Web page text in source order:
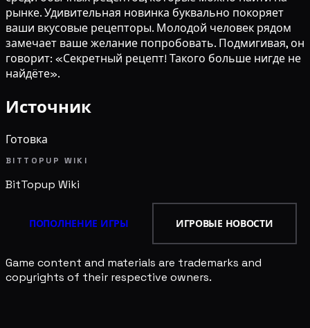
рынке. Удивительная новинка буквально покоряет
ваши вкусовые рецепторы. Молодой человек рядом
замечает ваше желание попробовать. Подмигивая, он
говорит: «Секретный рецепт! Такого больше нигде не
найдёте».
Источник
Готовка
BITTOPUP WIKI
BitTopup Wiki
ПОПОЛНЕНИЕ ИГРЫ ИГРОВЫЕ НОВОСТИ
Game content and materials are trademarks and
copyrights of their respective owners.